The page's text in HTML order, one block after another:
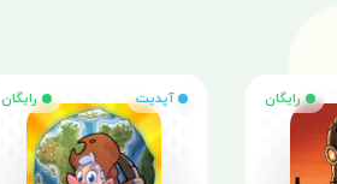
رایگان آپدیت رایگان